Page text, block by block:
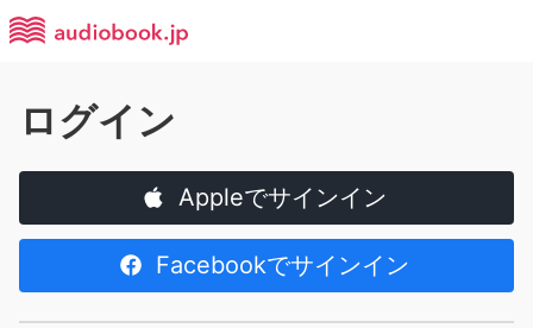
ログイン
Appleでサインイン
Facebookでサインイン